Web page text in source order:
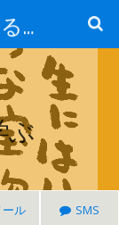
美と健康の創造館 まるとみ薬品 ぐんまの薬屋 芳さんのブログ
ぶ
ール SMS